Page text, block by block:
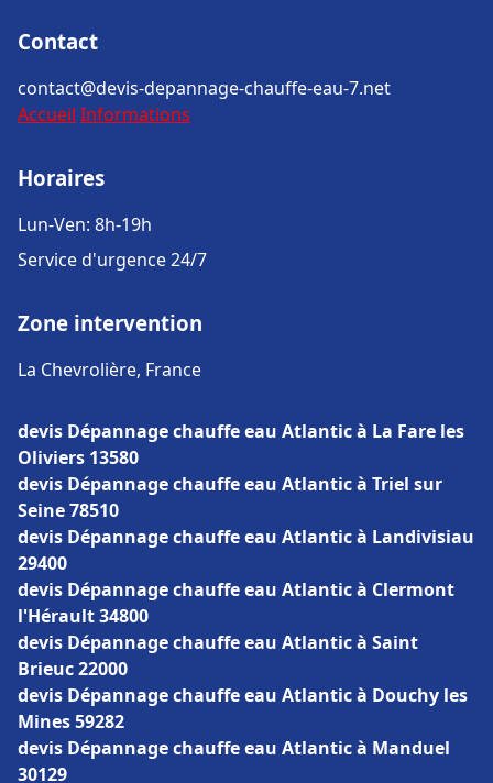
Contact
contact@devis-depannage-chauffe-eau-7.net
Accueil Informations
Horaires
Lun-Ven: 8h-19h
Service d'urgence 24/7
Zone intervention
La Chevrolière, France
devis Dépannage chauffe eau Atlantic à La Fare les
Oliviers 13580
devis Dépannage chauffe eau Atlantic à Triel sur
Seine 78510
devis Dépannage chauffe eau Atlantic à Landivisiau
29400
devis Dépannage chauffe eau Atlantic à Clermont
l'Hérault 34800
devis Dépannage chauffe eau Atlantic à Saint
Brieuc 22000
devis Dépannage chauffe eau Atlantic à Douchy les
Mines 59282
devis Dépannage chauffe eau Atlantic à Manduel
30129